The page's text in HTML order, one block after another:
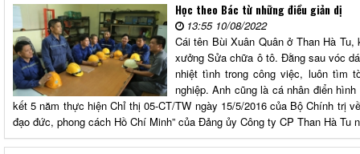
Học theo Bác từ những điều giản dị
13:55 10/08/2022
Cái tên Bùi Xuân Quân ở Than Hà
xưởng Sửa chữa ô tô. Đằng sau vóc
nhiệt tình trong công việc, luôn tìm
nghiệp. Anh cũng là cá nhân điển
kết 5 năm thực hiện Chỉ thị 05-CT/TW ngày 15/5/2016 của Bộ Chính trị
đạo đức, phong cách Hồ Chí Minh” của Đảng ủy Công ty CP Than Hà Tu